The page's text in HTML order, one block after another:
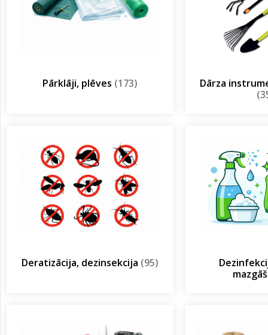
Pārklāji, plēves (173)
Dārza
Deratizācija, dezinsekcija (95)